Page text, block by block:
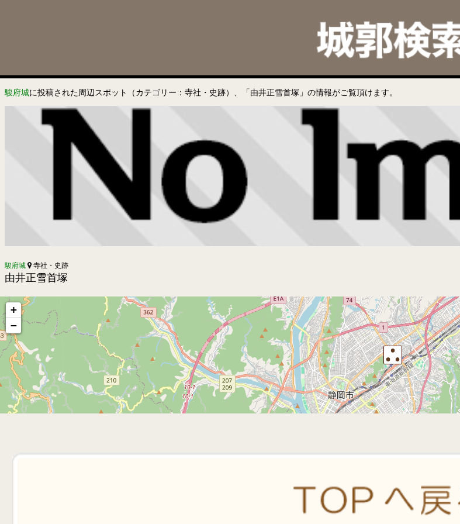
駿府城に投稿された周辺スポット（カテゴリー：寺社・史跡）、「由井正雪首塚」の情報がご覧頂けます。
駿府城 寺社・史跡
由井正雪首塚
+
−